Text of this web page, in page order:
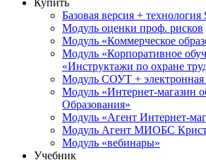
Купить
Базовая версия + технология
Модуль оценки проф. рисков
Модуль «Коммерческое
Модуль «Корпоративное
«Инструктажи по охране
Модуль СОУТ + электронная
Модуль «Интернет-магазин
Образования»
Модуль «Агент Интернет-
Модуль Агент МИОБС
Модуль «вебинары»
Учебник